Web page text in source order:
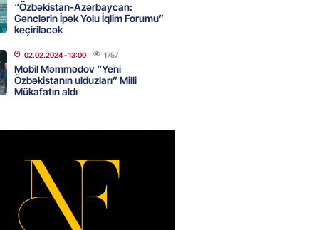
nin ilk qadın generalı oldu
- 16:30
- 16:15
və Suriyanın xarici işlər
“Özbəkistan-Azərbaycan:
Gənclərin İpək Yolu İqlim Forumu”
keçiriləcək
02.02.2024- 13:00 1757
Mobil Məmmədov “Yeni
Özbəkistanın ulduzları” Milli
Mükafatın aldı